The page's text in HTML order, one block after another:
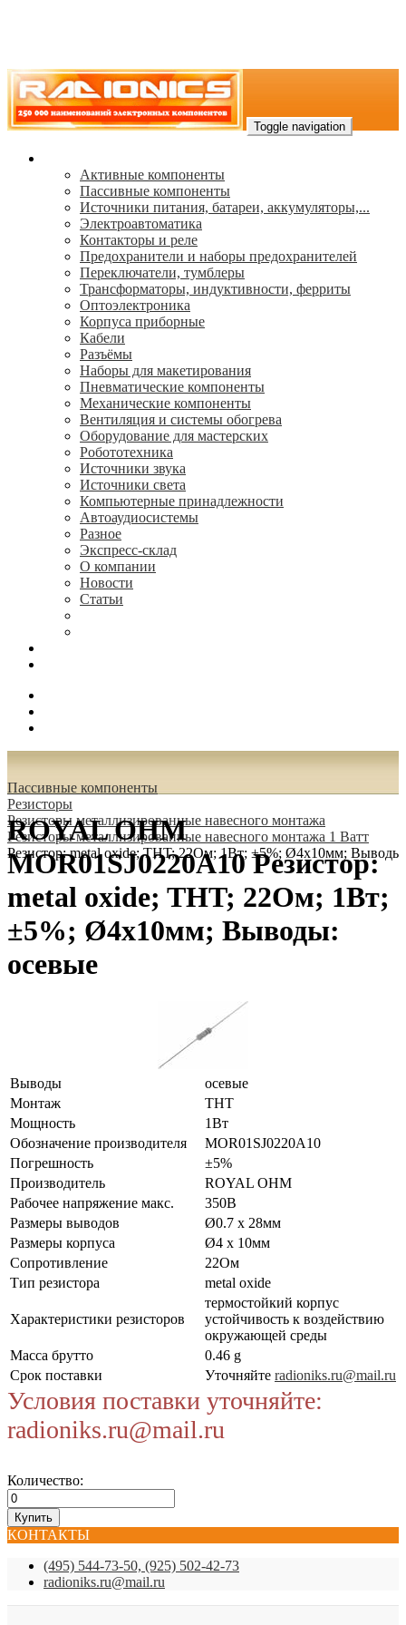
Toggle navigation
Активные компоненты
Пассивные компоненты
Источники питания, батареи, аккумуляторы,...
Электроавтоматика
Контакторы и реле
Предохранители и наборы предохранителей
Переключатели, тумблеры
Трансформаторы, индуктивности, ферриты
Oптоэлектроника
Корпуса приборные
Кабели
Разъёмы
Наборы для макетирования
Пневматические компоненты
Механические компоненты
Вентиляция и системы обогрева
Оборудование для мастерских
Робототехника
Источники звука
Источники света
Компьютерные принадлежности
Автоаудиосистемы
Разное
Экспресс-склад
О компании
Новости
Статьи
Пассивные компоненты
Резисторы
Резисторы металлизированные навесного монтажа
Резисторы металлизированные навесного монтажа 1 Ватт
Резистор: metal oxide; THT; 22Ом; 1Вт; ±5%; Ø4x10мм;
ROYAL OHM
MOR01SJ0220A10 Резистор:
metal oxide; THT; 22Ом; 1Вт;
±5%; Ø4x10мм; Выводы:
осевые
Выводы
осевые
Монтаж
THT
Мощность
1Вт
Обозначение производителя
MOR01SJ0220A10
Погрешность
±5%
Производитель
ROYAL OHM
Рабочее напряжение макс.
350В
Размеры выводов
Ø0.7 x 28мм
Размеры корпуса
Ø4 x 10мм
Сопротивление
22Ом
Тип резистора
metal oxide
Характеристики резисторов
термостойкий корпус
устойчивость к воздействию
окружающей среды
Масса брутто
0.46 g
Срок поставки
Уточняйте radioniks.ru@mail.ru
Условия поставки уточняйте:
radioniks.ru@mail.ru
Количество:
КОНТАКТЫ
(495) 544-73-50, (925) 502-42-73
radioniks.ru@mail.ru